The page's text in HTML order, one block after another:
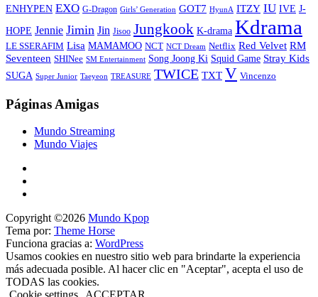
ENHYPEN EXO G-Dragon Girls’ Generation GOT7 HyunA ITZY IU IVE J-
HOPE Jennie Jimin Jin Jisoo Jungkook K-drama Kdrama
LE SSERAFIM Lisa MAMAMOO NCT NCT Dream Netflix Red Velvet RM
Seventeen SHINee SM Entertainment Song Joong Ki Squid Game Stray Kids
SUGA Super Junior Taeyeon TREASURE TWICE TXT V Vincenzo
Páginas Amigas
Mundo Streaming
Mundo Viajes
Copyright ©2026 Mundo Kpop
Tema por: Theme Horse
Funciona gracias a: WordPress
Usamos cookies en nuestro sitio web para brindarte la experiencia
más adecuada posible. Al hacer clic en "Aceptar", acepta el uso de
TODAS las cookies.